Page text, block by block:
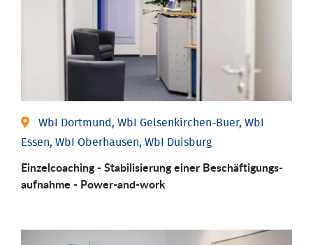
WbI Dortmund, WbI Gelsenkirchen-Buer, WbI
Essen, WbI Oberhausen, WbI Duisburg
Einzel­coaching - Stabili­sierung einer Be­schäftigungs­
aufnahme - Power-and-work